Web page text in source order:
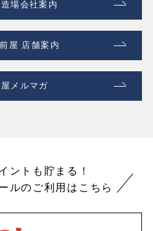
場会社案内
屋 店舗案内
屋メルマガ
ントも貯まる！
ルのご利用はこちら